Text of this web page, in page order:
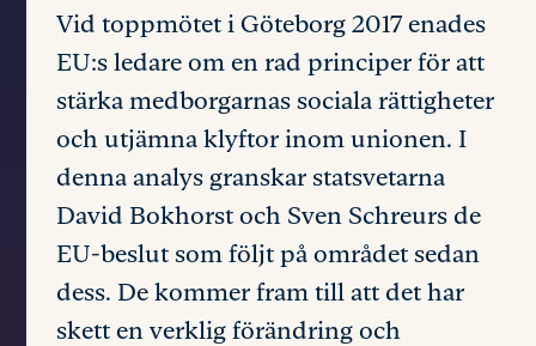
Vid toppmötet i Göteborg 2017 enades
EU:s ledare om en rad principer för att
stärka medborgarnas sociala rättigheter
och utjämna klyftor inom unionen. I
denna analys granskar statsvetarna
David Bokhorst och Sven Schreurs de
EU-beslut som följt på området sedan
dess. De kommer fram till att det har
skett en verklig förändring och